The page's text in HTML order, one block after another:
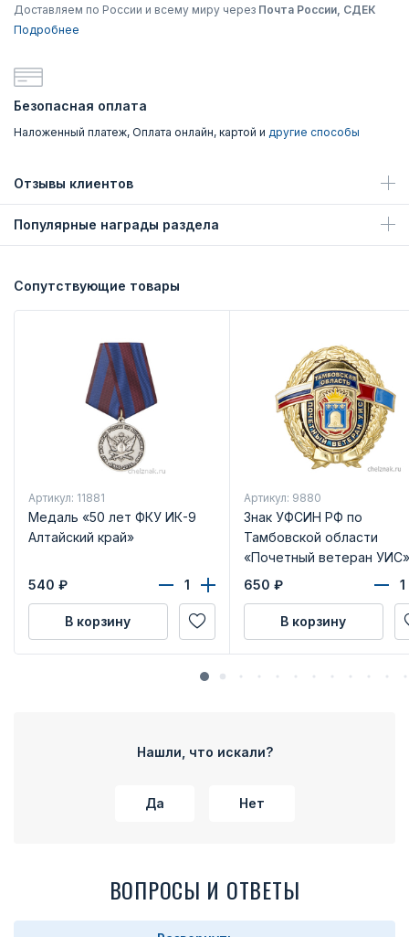
Доставляем по России и всему миру через Почта России, СДЕК
Подробнее
Безопасная оплата
Наложенный платеж, Оплата онлайн, картой и другие способы
Отзывы клиентов
Популярные награды раздела
Сопутствующие товары
Артикул: 11881
Медаль «50 лет ФКУ ИК-9
Алтайский край»
540 ₽
В корзину
Артикул: 9880
Знак УФСИН РФ по
Тамбовской области
«Почетный ветеран
бланком удостоверения
650 ₽
В корзину
Нашли, что искали?
Да Нет
ВОПРОСЫ И ОТВЕТЫ